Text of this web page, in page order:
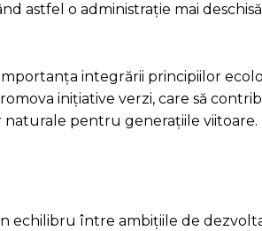
astfel o administrație mai
integrării principiilor
inițiative verzi, care să
pentru generațiile viitoare.
echilibru între ambițiile de